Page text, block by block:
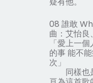
08 誰敢
曲：艾怡
「愛上一
的事 能不
次」
同樣也